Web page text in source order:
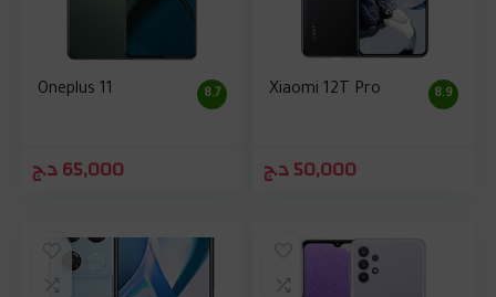
8.7
Oneplus 11
65,000د.ج
8.9
Xiaomi 12T Pro
50,000د.ج